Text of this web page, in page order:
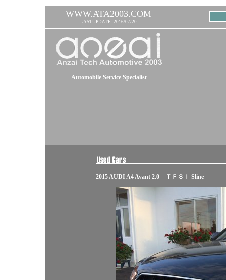
WWW.ATA2003.COM
LASTUPDATE: 2016/07/20
Automobile Service Specialist
2015 AUDI A4 Avant 2.0 ＴＦＳＩ Sline